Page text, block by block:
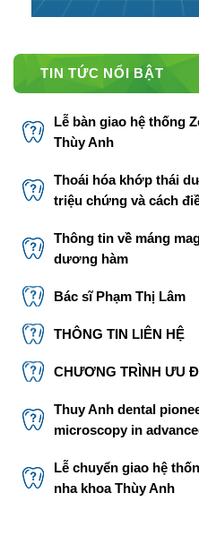
TIN TỨC NỔI BẬT
Lễ bàn giao hệ thống
Thùy Anh
Thoái hóa khớp thái
triệu chứng và cách
Thông tin về máng
dương hàm
Bác sĩ Phạm Thị Lâm
THÔNG TIN LIÊN HỆ
CHƯƠNG TRÌNH ƯU
Thuy Anh dental
microscopy in
Lễ chuyển giao hệ
nha khoa Thùy Anh